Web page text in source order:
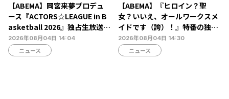
【ABEMA】岡宮来夢プロデュ
ース『ACTORS☆LEAGUE in B
asketball 2026』独占生放送決
定…北村諒、糸川耀士郎、長妻
怜央らが出演
2026年08月04日 14:04
ニュース
【ABEMA】『ヒロイン？聖
女？いいえ、オールワークスメ
イドです（誇）！』特番の独占
無料生放送決定…宮本侑芽、大
久保瑠美、小野友樹らが出演
2026年08月04日 14:30
ニュース